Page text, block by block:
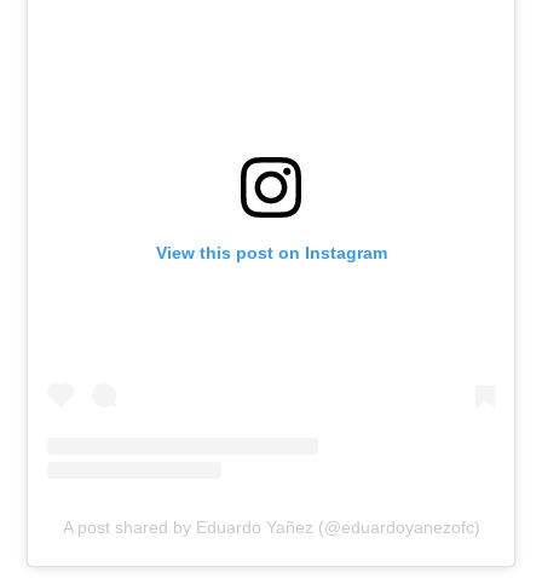
View this post on Instagram
A post shared by Eduardo Yañez (@eduardoyanezofc)